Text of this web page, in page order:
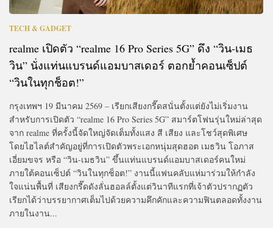
TECH & GADGET
realme เปิดตัว “realme 16 Pro Series 5G” ดึง “วิน-เมธ
วิน” นั่งแท่นแบรนด์แอมบาสเดอร์ ตอกย้ำคอนเซ็ปต์
“วินในทุกช็อต!”
กรุงเทพฯ 19 มีนาคม 2569 – เรียกเสียงกรี๊ดสนั่นตั้งแต่ยังไม่เริ่มงาน
สำหรับการเปิดตัว “realme 16 Pro Series 5G” สมาร์ตโฟนรุ่นใหม่ล่าสุด
จาก realme ที่ครั้งนี้จัดใหญ่จัดเต็มทั้งแสง สี เสียง และโชว์สุดพิเศษ
โดยไฮไลต์สำคัญอยู่ที่การเปิดตัวพระเอกหนุ่มสุดฮอต เมธวิน โอภาส
เอี่ยมขจร หรือ “วิน-เมธวิน” ขึ้นแท่นแบรนด์แอมบาสเดอร์คนใหม่
ภายใต้คอนเซ็ปต์ “วินในทุกช็อต!” งานนี้แฟนคลับแห่มาร่วมให้กำลัง
ใจแน่นพื้นที่ เสียงกรี๊ดดังลั่นฮอลล์ตั้งแต่วินาทีแรกที่เจ้าตัวปรากฏตัว
เรียกได้ว่าบรรยากาศเต็มไปด้วยความคึกคักและความฟินตลอดทั้งงาน
ภายในงาน...